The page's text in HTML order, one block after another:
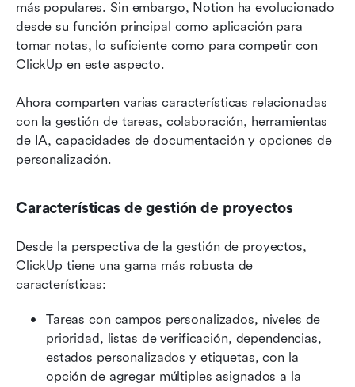
más populares. Sin embargo, Notion ha evolucionado
desde su función principal como aplicación para
tomar notas, lo suficiente como para competir con
ClickUp en este aspecto.
Ahora comparten varias características relacionadas
con la gestión de tareas, colaboración, herramientas
de IA, capacidades de documentación y opciones de
personalización.
Características de gestión de proyectos
Desde la perspectiva de la gestión de proyectos,
ClickUp tiene una gama más robusta de
características:
Tareas con campos personalizados, niveles de
prioridad, listas de verificación, dependencias,
estados personalizados y etiquetas, con la
opción de agregar múltiples asignados a la